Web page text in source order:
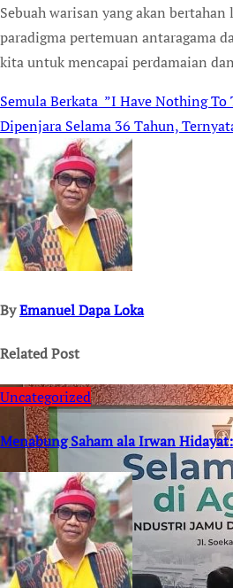
Sebuah warisan yang akan
paradigma pertemuan antaragama
kita untuk mencapai perdamaian
Post
navigation
Semula Berkata ”I Have Nothing
Dipenjara Selama 36 Tahun,
ByEmanuel Dapa Loka
Related Post
Uncategorized
Menabung Saham ala Irwan